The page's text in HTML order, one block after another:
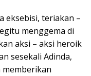
eksebisi, teriakan –
menggema di
aksi – aksi heroik
sesekali Adinda,
memberikan